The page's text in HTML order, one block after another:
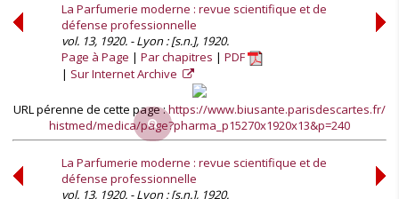
La Parfumerie moderne : revue scientifique et de
défense professionnelle
vol. 13, 1920. - Lyon : [s.n.], 1920.
Page à Page
Par chapitres
PDF
Sur Internet Archive
URL pérenne de cette page :https://www.biusante.parisdescartes.fr/
histmed/medica/page?pharma_p15270x1920x13&p=240
La Parfumerie moderne : revue scientifique et de
défense professionnelle
vol. 13, 1920. - Lyon : [s.n.], 1920.